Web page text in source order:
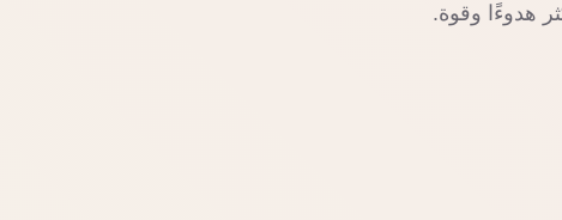
هدوءًا وقوة.